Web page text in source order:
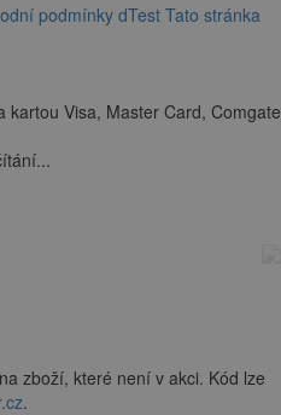
podmínky dTestTato stránka
zboží, které není v akci. Kód lze
.